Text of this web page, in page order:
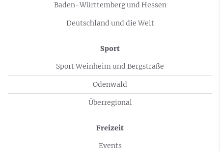
Baden-Württemberg und Hessen
Deutschland und die Welt
Sport
Sport Weinheim und Bergstraße
Odenwald
Überregional
Freizeit
Events